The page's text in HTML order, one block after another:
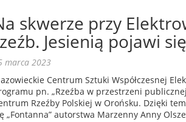
skwerze przy
Jesienią pojawi
marca 2023
Centrum Sztuki Współczesnej
pn. „Rzeźba w przestrzeni
Rzeźby Polskiej w Orońsku. Dzięki
„Fontanna” autorstwa Marzenny Anny